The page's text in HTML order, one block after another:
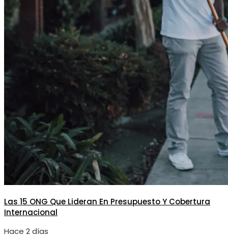
Las 15 ONG Que Lideran En Presupuesto Y Cobertura
Internacional
Hace 2 días